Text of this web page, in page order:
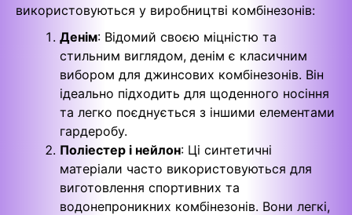
використовуються у виробництві комбінезонів:
Денім: Відомий своєю міцністю та
стильним виглядом, денім є класичним
вибором для джинсових комбінезонів. Він
ідеально підходить для щоденного носіння
та легко поєднується з іншими елементами
гардеробу.
Поліестер і нейлон: Ці синтетичні
матеріали часто використовуються для
виготовлення спортивних та
водонепроникних комбінезонів. Вони легкі,